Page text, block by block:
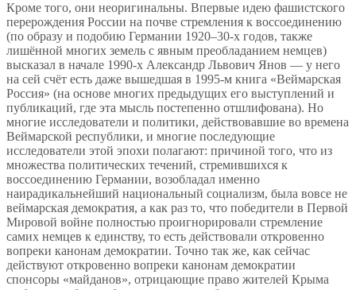
Кроме того, они неоригинальны. Впервые идею фашистского
перерождения России на почве стремления к воссоединению
(по образу и подобию Германии 1920–30-х годов, также
лишённой многих земель с явным преобладанием немцев)
высказал в начале 1990-х Александр Львович Янов — у него
на сей счёт есть даже вышедшая в 1995-м книга «Веймарская
Россия» (на основе многих предыдущих его выступлений и
публикаций, где эта мысль постепенно отшлифована). Но
многие исследователи и политики, действовавшие во времена
Веймарской республики, и многие последующие
исследователи этой эпохи полагают: причиной того, что из
множества политических течений, стремившихся к
воссоединению Германии, возобладал именно
наирадикальнейший национальный социализм, была вовсе не
веймарская демократия, а как раз то, что победители в Первой
Мировой войне полностью проигнорировали стремление
самих немцев к единству, то есть действовали откровенно
вопреки канонам демократии. Точно так же, как сейчас
действуют откровенно вопреки канонам демократии
спонсоры «майданов», отрицающие право жителей Крыма